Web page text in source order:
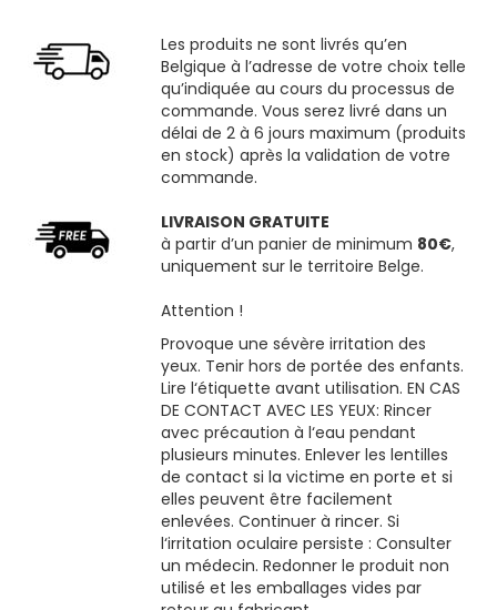
Les produits ne sont livrés qu’en
Belgique à l’adresse de votre choix telle
qu’indiquée au cours du processus de
commande. Vous serez livré dans un
délai de 2 à 6 jours maximum (produits
en stock) après la validation de votre
commande.
LIVRAISON GRATUITE
à partir d’un panier de minimum 80€,
uniquement sur le territoire Belge.
Attention !
Provoque une sévère irritation des
yeux. Tenir hors de portée des enfants.
Lire l‘étiquette avant utilisation. EN CAS
DE CONTACT AVEC LES YEUX: Rincer
avec précaution à l‘eau pendant
plusieurs minutes. Enlever les lentilles
de contact si la victime en porte et si
elles peuvent être facilement
enlevées. Continuer à rincer. Si
l‘irritation oculaire persiste : Consulter
un médecin. Redonner le produit non
utilisé et les emballages vides par